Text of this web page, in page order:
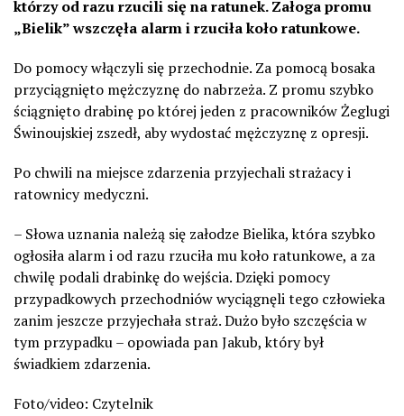
którzy od razu rzucili się na ratunek. Załoga promu
„Bielik” wszczęła alarm i rzuciła koło ratunkowe.
Do pomocy włączyli się przechodnie. Za pomocą bosaka
przyciągnięto mężczyznę do nabrzeża. Z promu szybko
ściągnięto drabinę po której jeden z pracowników Żeglugi
Świnoujskiej zszedł, aby wydostać mężczyznę z opresji.
Po chwili na miejsce zdarzenia przyjechali strażacy i
ratownicy medyczni.
– Słowa uznania należą się załodze Bielika, która szybko
ogłosiła alarm i od razu rzuciła mu koło ratunkowe, a za
chwilę podali drabinkę do wejścia. Dzięki pomocy
przypadkowych przechodniów wyciągnęli tego człowieka
zanim jeszcze przyjechała straż. Dużo było szczęścia w
tym przypadku – opowiada pan Jakub, który był
świadkiem zdarzenia.
Foto/video: Czytelnik